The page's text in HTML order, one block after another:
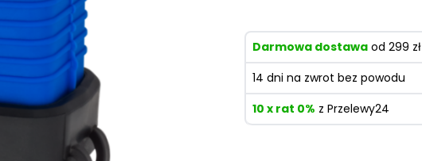
Darmowa dostawa od 299 zł
14 dni na zwrot bez powodu
10 x rat 0% z Przelewy24